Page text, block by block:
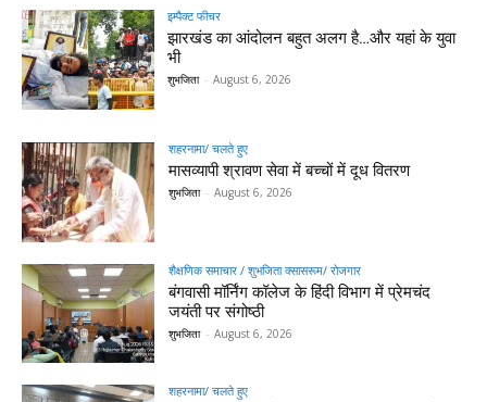
इम्पैक्ट फीचर
झारखंड का आंदोलन बहुत अलग है…और यहां के युवा
भी
शुभजिता - August 6, 2026
शहरनामा/ चलते हुए
मासव्यापी श्रावण सेवा में बच्चों में दूध वितरण
शुभजिता - August 6, 2026
शैक्षणिक समाचार / शुभजिता क्सासरूम/ रोजगार
बंगवासी मॉर्निंग कॉलेज के हिंदी विभाग में प्रेमचंद
जयंती पर संगोष्ठी
शुभजिता - August 6, 2026
शहरनामा/ चलते हुए